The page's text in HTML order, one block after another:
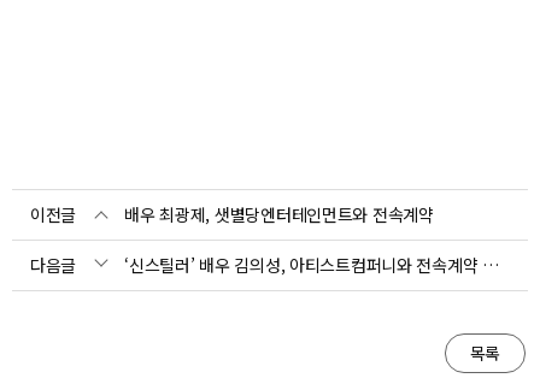
이전글 배우 최광제, 샛별당엔터테인먼트와 전속계약
다음글 ‘신스틸러’ 배우 김의성, 아티스트컴퍼니와 전속계약 체결
목록